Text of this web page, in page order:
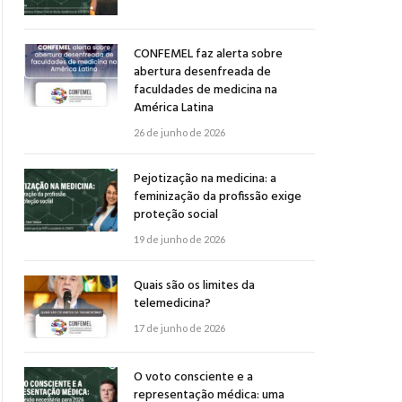
CONFEMEL faz alerta sobre
abertura desenfreada de
faculdades de medicina na
América Latina
26 de junho de 2026
Pejotização na medicina: a
feminização da profissão exige
proteção social
19 de junho de 2026
Quais são os limites da
telemedicina?
17 de junho de 2026
O voto consciente e a
representação médica: uma